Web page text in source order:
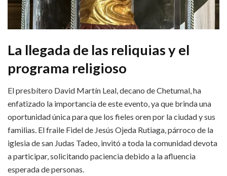
La llegada de las reliquias y el
programa religioso
El presbítero David Martín Leal, decano de Chetumal, ha
enfatizado la importancia de este evento, ya que brinda una
oportunidad única para que los fieles oren por la ciudad y sus
familias. El fraile Fidel de Jesús Ojeda Rutiaga, párroco de la
iglesia de san Judas Tadeo, invitó a toda la comunidad devota
a participar, solicitando paciencia debido a la afluencia
esperada de personas.